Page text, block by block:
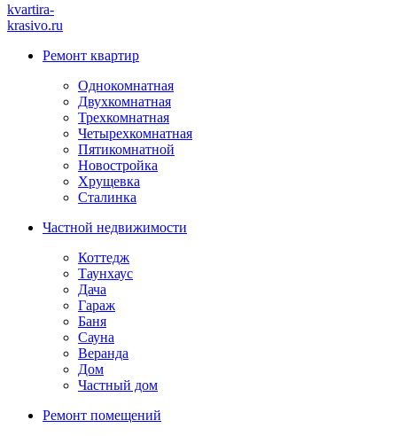
kvartira-
krasivo.ru
Ремонт квартир
Однокомнатная
Двухкомнатная
Трехкомнатная
Четырехкомнатная
Пятикомнатной
Новостройка
Хрущевка
Сталинка
Частной недвижимости
Коттедж
Таунхаус
Дача
Гараж
Баня
Сауна
Веранда
Дом
Частный дом
Ремонт помещений